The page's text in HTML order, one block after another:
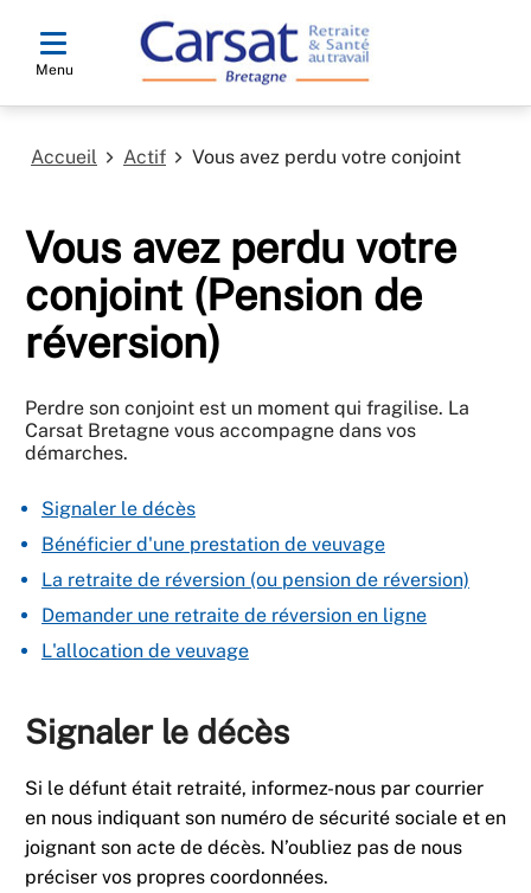
Menu
Accueil Actif Vous avez perdu votre conjoint
Vous avez perdu votre
conjoint (Pension de
réversion)
Perdre son conjoint est un moment qui fragilise. La
Carsat Bretagne vous accompagne dans vos
démarches.
Signaler le décès
Bénéficier d'une prestation de veuvage
La retraite de réversion (ou pension de réversion)
Demander une retraite de réversion en ligne
L'allocation de veuvage
Signaler le décès
Si le défunt était retraité, informez-nous par courrier
en nous indiquant son numéro de sécurité sociale et en
joignant son acte de décès. N’oubliez pas de nous
préciser vos propres coordonnées.